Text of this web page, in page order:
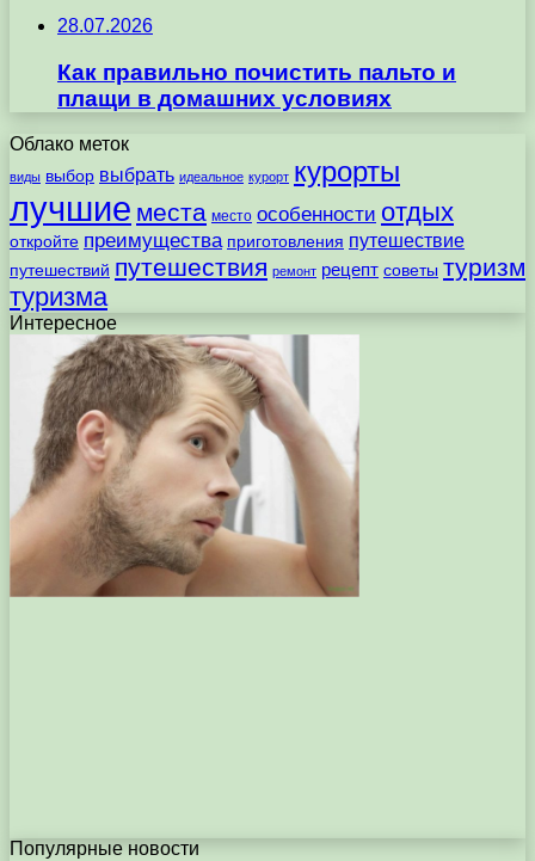
28.07.2026
Как правильно почистить пальто и
плащи в домашних условиях
Облако меток
виды выбор выбрать идеальное курорт курорты
лучшие места место особенности отдых
откройте преимущества приготовления путешествие
путешествий путешествия ремонт рецепт советы туризм
туризма
Интересное
Популярные новости